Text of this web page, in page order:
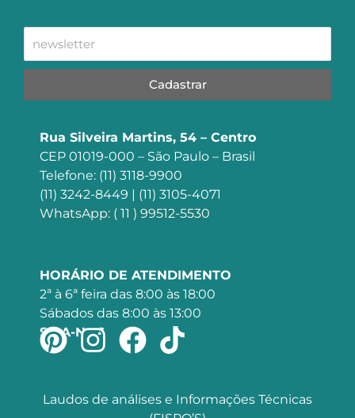
Cadastrar
Rua Silveira Martins, 54 – Centro
CEP 01019-000 – São Paulo – Brasil
Telefone: (11) 3118-9900
(11) 3242-8449 | (11) 3105-4071
WhatsApp: ( 11 ) 99512-5530
HORÁRIO DE ATENDIMENTO
2ª à 6ª feira das 8:00 às 18:00
Sábados das 8:00 às 13:00
SIGA-NOS
Laudos de análises e Informações Técnicas